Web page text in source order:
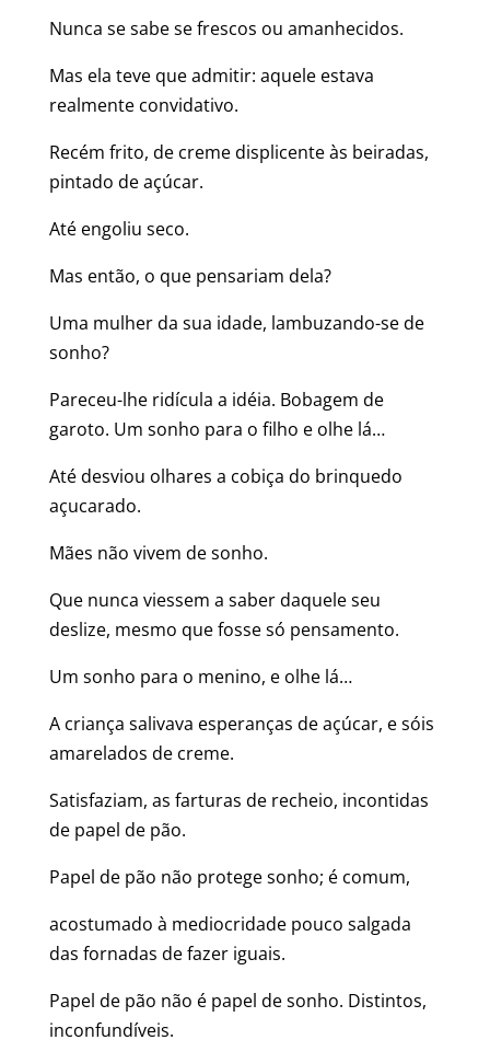
Nunca se sabe se frescos ou amanhecidos.
Mas ela teve que admitir: aquele estava
realmente convidativo.
Recém frito, de creme displicente às beiradas,
pintado de açúcar.
Até engoliu seco.
Mas então, o que pensariam dela?
Uma mulher da sua idade, lambuzando-se de
sonho?
Pareceu-lhe ridícula a idéia. Bobagem de
garoto. Um sonho para o filho e olhe lá…
Até desviou olhares a cobiça do brinquedo
açucarado.
Mães não vivem de sonho.
Que nunca viessem a saber daquele seu
deslize, mesmo que fosse só pensamento.
Um sonho para o menino, e olhe lá…
A criança salivava esperanças de açúcar, e sóis
amarelados de creme.
Satisfaziam, as farturas de recheio, incontidas
de papel de pão.
Papel de pão não protege sonho; é comum,
acostumado à mediocridade pouco salgada
das fornadas de fazer iguais.
Papel de pão não é papel de sonho. Distintos,
inconfundíveis.